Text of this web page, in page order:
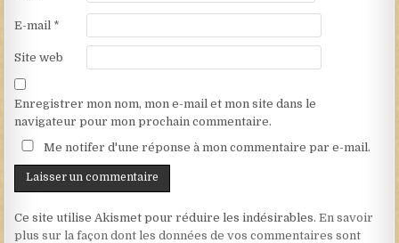
E-mail *
Site web
Enregistrer mon nom, mon e-mail et mon site dans le
navigateur pour mon prochain commentaire.
Me notifer d'une réponse à mon commentaire par e-mail.
Ce site utilise Akismet pour réduire les indésirables.En savoir
plus sur la façon dont les données de vos commentaires sont